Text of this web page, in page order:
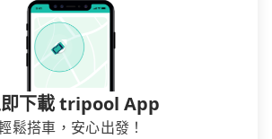
下載 tripool App
鬆搭車，安心出發！